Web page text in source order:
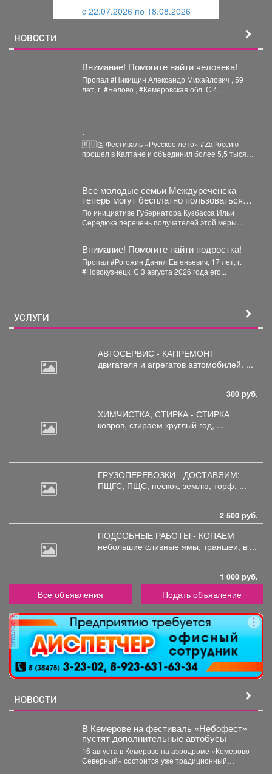
c 22.07.2026 по 18.08.2026
НОВОСТИ
Внимание! Помогите найти человека!
Пропал #Никищин Александр Михайлович , 59
лет, г. #Белово , #Кемеровская обл. С 4...
.
🇷🇺👏 Фестиваль «Русское лето» #ZaРоссию
прошел в Калтане и объединил более 5,5 тысяч
Все молодые семьи Междуреченска
теперь могут бесплатно пользоваться
предметами первой необходимости для
новорождённых.
По инициативе Губернатора Кузбасса Ильи
Середюка перечень получателей этой меры
Внимание! Помогите найти подростка!
Пропал #Рогожин Данил Евгеньевич, 17 лет, г.
#Новокузнецк. С 3 августа 2026 года его...
УСЛУГИ
АВТОСЕРВИС - КАПРЕМОНТ
двигателя и агрегатов автомобилей. ...
300 руб.
ХИМЧИСТКА, СТИРКА - СТИРКА
ковров, стираем круглый год, ...
ГРУЗОПЕРЕВОЗКИ - ДОСТАВЯИМ:
ПЩГС, ПЩС, пескок, землю, торф, ...
2 500 руб.
ПОДСОБНЫЕ РАБОТЫ - КОПАЕМ
небольшие сливные ямы, траншеи, в ...
1 000 руб.
Все объявления Подать объявление
реклама
НОВОСТИ
В Кемерове на фестиваль «Небофест»
пустят дополнительные автобусы
16 августа в Кемерове на аэродроме «Кемерово-
Северный» состоится уже традиционный